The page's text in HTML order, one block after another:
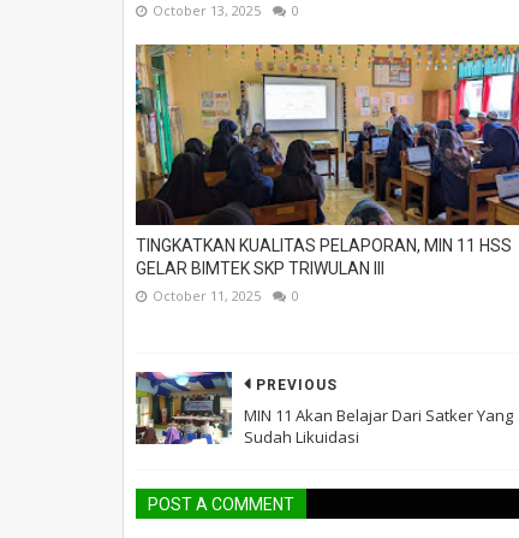
October 13, 2025 0
TINGKATKAN KUALITAS PELAPORAN, MIN 11 HSS
GELAR BIMTEK SKP TRIWULAN III
October 11, 2025 0
PREVIOUS
MIN 11 Akan Belajar Dari Satker Yang
Sudah Likuidasi
POST A COMMENT